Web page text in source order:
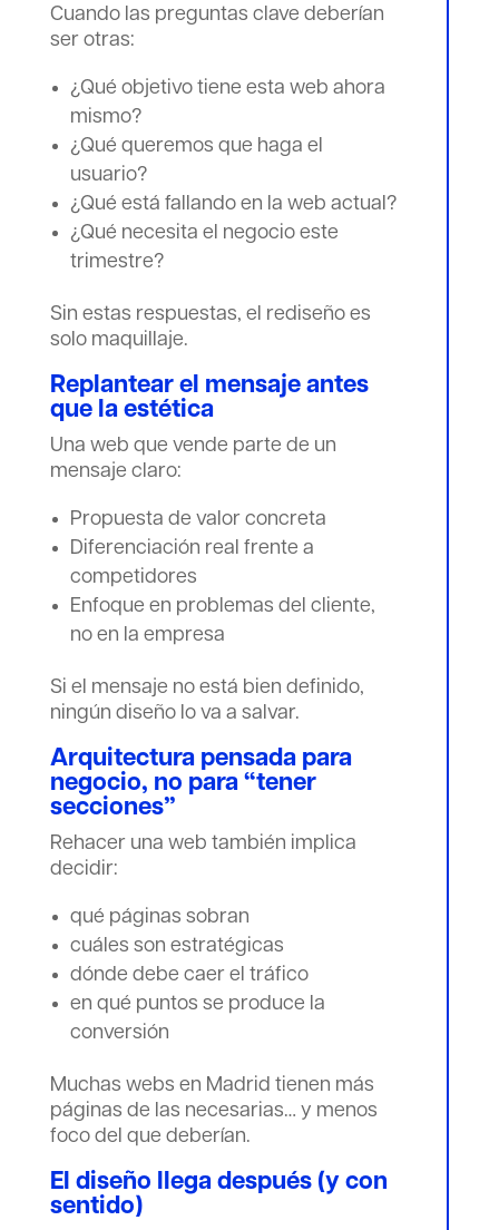
Cuando las preguntas clave deberían
ser otras:
¿Qué objetivo tiene esta web ahora
mismo?
¿Qué queremos que haga el
usuario?
¿Qué está fallando en la web actual?
¿Qué necesita el negocio este
trimestre?
Sin estas respuestas, el rediseño es
solo maquillaje.
Replantear el mensaje antes
que la estética
Una web que vende parte de un
mensaje claro:
Propuesta de valor concreta
Diferenciación real frente a
competidores
Enfoque en problemas del cliente,
no en la empresa
Si el mensaje no está bien definido,
ningún diseño lo va a salvar.
Arquitectura pensada para
negocio, no para “tener
secciones”
Rehacer una web también implica
decidir:
qué páginas sobran
cuáles son estratégicas
dónde debe caer el tráfico
en qué puntos se produce la
conversión
Muchas webs en Madrid tienen más
páginas de las necesarias… y menos
foco del que deberían.
El diseño llega después (y con
sentido)